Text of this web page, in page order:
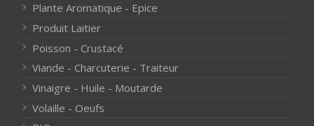
Plante Aromatique - Epice
Produit Laitier
Poisson - Crustacé
Viande - Charcuterie - Traiteur
Vinaigre - Huile - Moutarde
Volaille - Oeufs